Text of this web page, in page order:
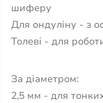
шиферу
Для ондуліну - з
Толеві - для
За діаметром:
2,5 мм - для